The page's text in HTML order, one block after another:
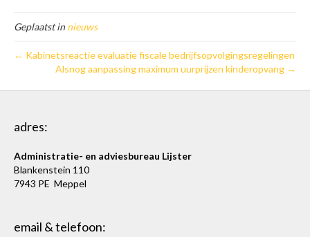
Geplaatst innieuws
← Kabinetsreactie evaluatie fiscale bedrijfsopvolgingsregelingen
Alsnog aanpassing maximum uurprijzen kinderopvang →
adres:
Administratie- en adviesbureau Lijster
Blankenstein 110
7943 PE Meppel
email & telefoon: